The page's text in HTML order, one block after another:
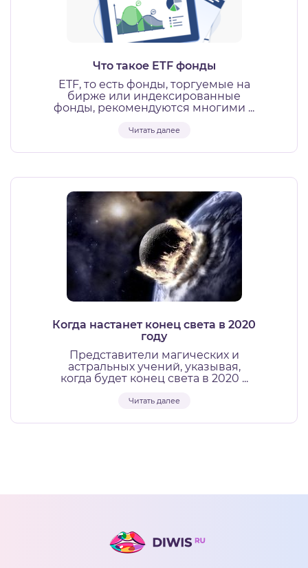
Что такое ETF фонды
ETF, то есть фонды, торгуемые на
бирже или индексированные
фонды, рекомендуются многими ...
Читать далее
Когда настанет конец света в 2020
году
Представители магических и
астральных учений, указывая,
когда будет конец света в 2020 ...
Читать далее